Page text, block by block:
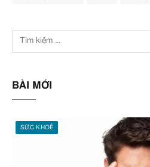
BÀI MỚI
SỨC KHOẺ